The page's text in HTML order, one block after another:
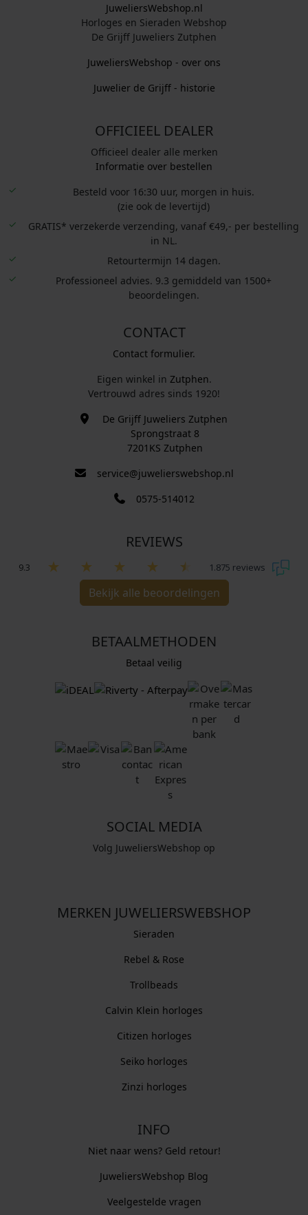
JuweliersWebshop.nl
Horloges en Sieraden Webshop
De Grijff Juweliers Zutphen
JuweliersWebshop - over ons
Juwelier de Grijff - historie
OFFICIEEL DEALER
Officieel dealer alle merken
Informatie over bestellen
Besteld voor 16:30 uur, morgen in huis.
(zie ook de levertijd)
GRATIS* verzekerde verzending, vanaf €49,- per bestelling
in NL.
Retourtermijn 14 dagen.
Professioneel advies. 9.3 gemiddeld van 1500+
beoordelingen.
CONTACT
Contact formulier.
Eigen winkel in Zutphen.
Vertrouwd adres sinds 1920!
De Grijff Juweliers Zutphen
Sprongstraat 8
7201KS Zutphen
service@juwelierswebshop.nl
0575-514012
REVIEWS
9.3 1.875 reviews
Bekijk alle beoordelingen
BETAALMETHODEN
Betaal veilig
SOCIAL MEDIA
Volg JuweliersWebshop op
MERKEN JUWELIERSWEBSHOP
Sieraden
Rebel & Rose
Trollbeads
Calvin Klein horloges
Citizen horloges
Seiko horloges
Zinzi horloges
INFO
Niet naar wens? Geld retour!
JuweliersWebshop Blog
Veelgestelde vragen